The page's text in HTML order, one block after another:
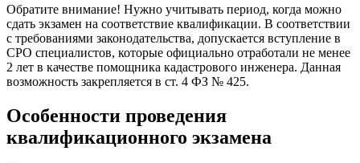
Обратите внимание! Нужно учитывать период, когда можно
сдать экзамен на соответствие квалификации. В соответствии
с требованиями законодательства, допускается вступление в
СРО специалистов, которые официально отработали не менее
2 лет в качестве помощника кадастрового инженера. Данная
возможность закрепляется в ст. 4 ФЗ № 425.
Особенности проведения
квалификационного экзамена